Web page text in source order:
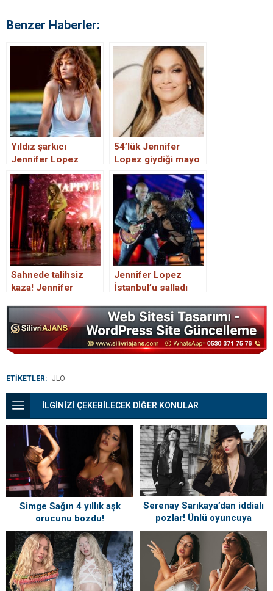
Benzer Haberler:
Yıldız şarkıcı
Jennifer Lopez
çırılçıplak poz verdi
54’lük Jennifer
Lopez giydiği mayo
ile şov yaptı: Cesur
pozlar şaşırttı…
Sahnede talihsiz
kaza! Jennifer
kaldı
Jennifer Lopez
İstanbul’u salladı
etkinliğe gölge
düşürdü
ETİKETLER: JLO
İLGİNİZİ ÇEKEBİLECEK DİĞER KONULAR
Simge Sağın 4 yıllık aşk
orucunu bozdu!
‘Sevgilimden’ notuyla paylaştı
Serenay Sarıkaya’dan iddialı
pozlar! Ünlü oyuncuya
beğeni yağdı